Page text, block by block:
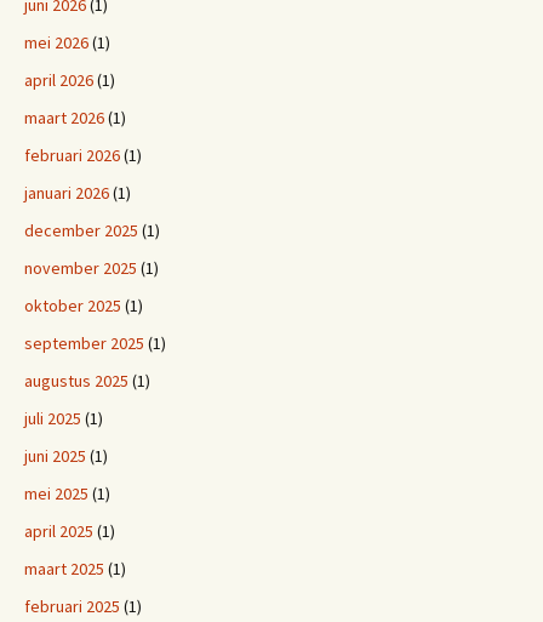
juni 2026(1)
mei 2026(1)
april 2026(1)
maart 2026(1)
februari 2026(1)
januari 2026(1)
december 2025 (1)
november 2025 (1)
oktober 2025 (1)
september 2025 (1)
augustus 2025 (1)
juli 2025 (1)
juni 2025 (1)
mei 2025 (1)
april 2025 (1)
maart 2025 (1)
februari 2025 (1)